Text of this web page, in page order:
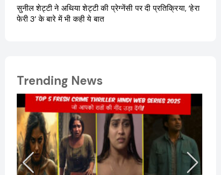
सुनील शेट्टी ने अथिया शेट्टी की प्रेग्नेंसी पर दी प्रतिक्रिया, ‘हेरा
फेरी 3’ के बारे में भी कही ये बात
Trending News